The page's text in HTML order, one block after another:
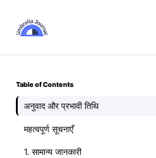
Table of Contents
अनुवाद और प्रभावी तिथि
महत्वपूर्ण सूचनाएँ
1. सामान्य जानकारी